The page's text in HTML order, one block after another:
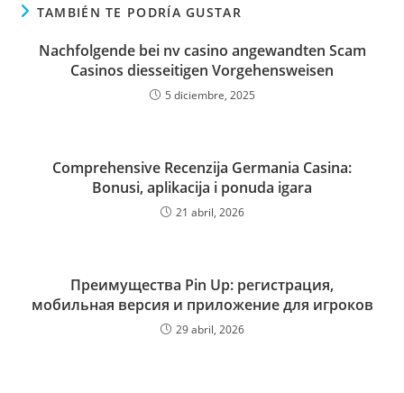
TAMBIÉN TE PODRÍA GUSTAR
Nachfolgende bei nv casino angewandten Scam
Casinos diesseitigen Vorgehensweisen
5 diciembre, 2025
Comprehensive Recenzija Germania Casina:
Bonusi, aplikacija i ponuda igara
21 abril, 2026
Преимущества Pin Up: регистрация,
мобильная версия и приложение для игроков
29 abril, 2026